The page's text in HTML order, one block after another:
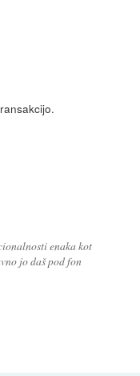
enaka kot
jo daš pod fon